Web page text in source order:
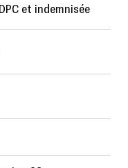
et indemnisée